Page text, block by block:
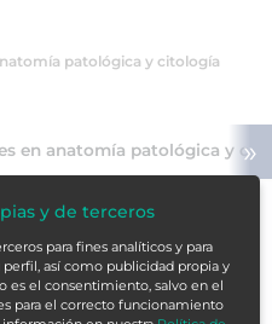
patológica y citología
en anatomía patológica y »
y de terceros
para fines analíticos y para
así como publicidad propia y
es el consentimiento, salvo en el
para el correcto funcionamiento